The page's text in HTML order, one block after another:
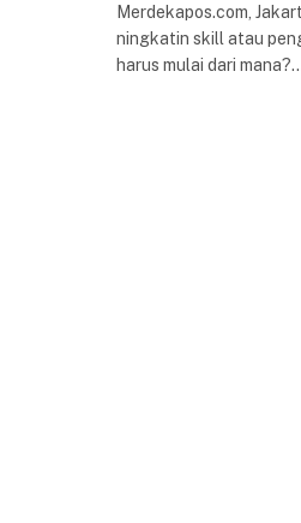
Merdekapos.com,
ningkatin skill atau
harus mulai dari